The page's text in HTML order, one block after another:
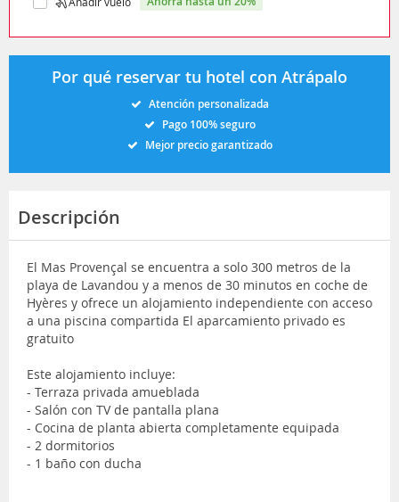
Por qué reservar tu hotel con Atrápalo
Atención personalizada
Pago 100% seguro
Mejor precio garantizado
Descripción
El Mas Provençal se encuentra a solo 300 metros de la
playa de Lavandou y a menos de 30 minutos en coche de
Hyères y ofrece un alojamiento independiente con acceso
a una piscina compartida El aparcamiento privado es
gratuito
Este alojamiento incluye:
- Terraza privada amueblada
- Salón con TV de pantalla plana
- Cocina de planta abierta completamente equipada
- 2 dormitorios
- 1 baño con ducha